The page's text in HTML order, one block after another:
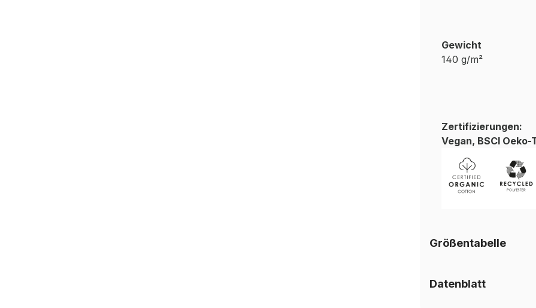
Gewicht
140 g/m²
Zertifizierungen:
Vegan, BSCI
Größentabelle
Datenblatt